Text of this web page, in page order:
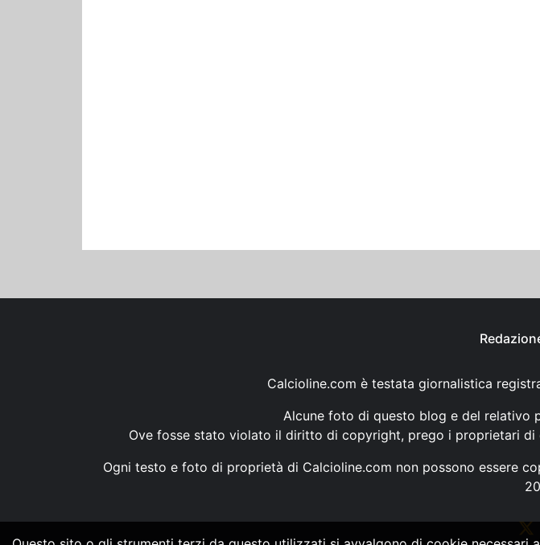
Calcioline.com è testata giornalistica
Alcune foto di questo blog e del relativo
Ove fosse stato violato il diritto di copyright, prego i proprietari di
Ogni testo e foto di proprietà di Calcioline.com non possono essere